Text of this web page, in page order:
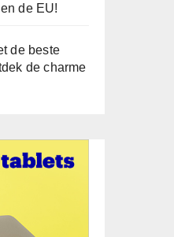
de EU!
de beste
de charme